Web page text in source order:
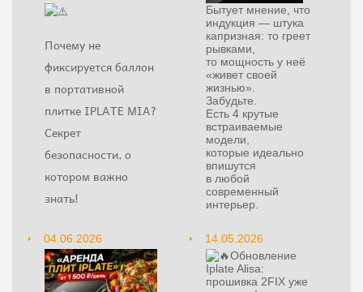
Почему не
фиксируется баллон
в портативной
плитке IPLATE MIA?
Секрет
безопасности, о
котором важно
знать!
Бытует мнение, что
индукция — штука
капризная: то греет
рывками,
то мощность у неё
«живет своей
жизнью».
Забудьте.
Есть 4 крутые
встраиваемые
модели,
которые идеально
впишутся
в любой
современный
интерьер.
04.06.2026
14.05.2026
Обновление
Iplate Alisa:
прошивка 2FIX уже